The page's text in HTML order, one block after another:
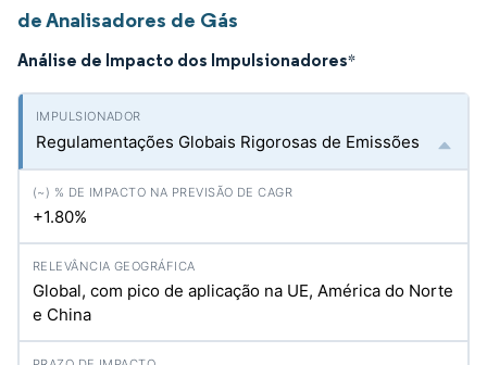
de Analisadores de Gás
Análise de Impacto dos Impulsionadores*
Regulamentações Globais Rigorosas de Emissões
+1.80%
Global, com pico de aplicação na UE, América do Norte
e China